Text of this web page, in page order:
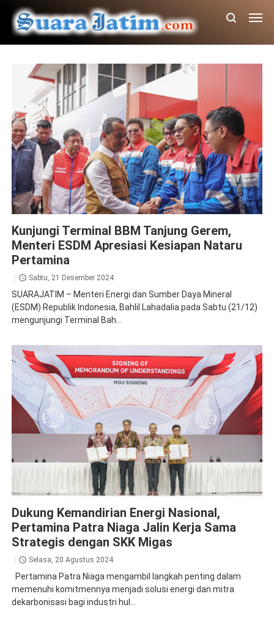
Kunjungi Terminal BBM Tanjung Gerem,
Menteri ESDM Apresiasi Kesiapan Nataru
Pertamina
Sabtu, 21 Desember 2024
SUARAJATIM – Menteri Energi dan Sumber Daya Mineral
(ESDM) Republik Indonesia, Bahlil Lahadalia pada Sabtu (21/12)
mengunjungi Terminal Bah...
Dukung Kemandirian Energi Nasional,
Pertamina Patra Niaga Jalin Kerja Sama
Strategis dengan SKK Migas
Selasa, 20 Agustus 2024
Pertamina Patra Niaga mengambil langkah penting dalam
memenuhi komitmennya menjadi solusi energi dan mitra
dekarbonisasi bagi industri hul...